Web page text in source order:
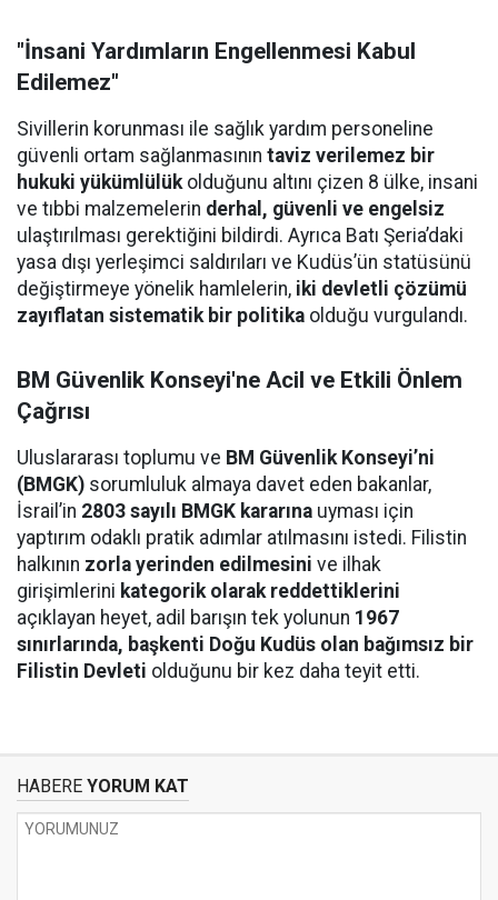
"İnsani Yardımların Engellenmesi Kabul
Edilemez"
Sivillerin korunması ile sağlık yardım personeline
güvenli ortam sağlanmasının taviz verilemez bir
hukuki yükümlülükolduğunu altını çizen 8 ülke, insani
ve tıbbi malzemelerin derhal, güvenli ve engelsiz
ulaştırılması gerektiğini bildirdi. Ayrıca Batı Şeria’daki
yasa dışı yerleşimci saldırıları ve Kudüs’ün statüsünü
değiştirmeye yönelik hamlelerin, iki devletli çözümü
zayıflatan sistematik bir politika olduğu vurgulandı.
BM Güvenlik Konseyi'ne Acil ve Etkili Önlem
Çağrısı
Uluslararası toplumu ve BM Güvenlik Konseyi’ni
(BMGK) sorumluluk almaya davet eden bakanlar,
İsrail’in 2803 sayılı BMGK kararına uyması için
yaptırım odaklı pratik adımlar atılmasını istedi. Filistin
halkının zorla yerinden edilmesini ve ilhak
girişimlerini kategorik olarak reddettiklerini
açıklayan heyet, adil barışın tek yolunun 1967
sınırlarında, başkenti Doğu Kudüs olan bağımsız bir
Filistin Devleti olduğunu bir kez daha teyit etti.
HABERE YORUM KAT